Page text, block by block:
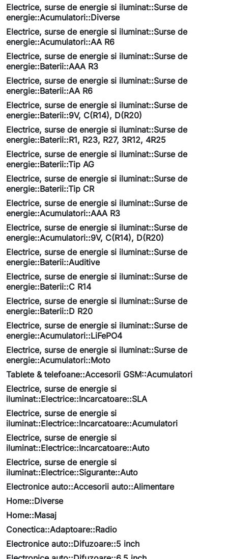
Electrice, surse de energie si iluminat::Surse de
energie::Acumulatori::Diverse
Electrice, surse de energie si iluminat::Surse de
energie::Acumulatori::AA R6
Electrice, surse de energie si iluminat::Surse de
energie::Baterii::AAA R3
Electrice, surse de energie si iluminat::Surse de
energie::Baterii::AA R6
Electrice, surse de energie si iluminat::Surse de
energie::Baterii::9V, C(R14), D(R20)
Electrice, surse de energie si iluminat::Surse de
energie::Baterii::R1, R23, R27, 3R12, 4R25
Electrice, surse de energie si iluminat::Surse de
energie::Baterii::Tip AG
Electrice, surse de energie si iluminat::Surse de
energie::Baterii::Tip CR
Electrice, surse de energie si iluminat::Surse de
energie::Acumulatori::AAA R3
Electrice, surse de energie si iluminat::Surse de
energie::Acumulatori::9V, C(R14), D(R20)
Electrice, surse de energie si iluminat::Surse de
energie::Baterii::Auditive
Electrice, surse de energie si iluminat::Surse de
energie::Baterii::C R14
Electrice, surse de energie si iluminat::Surse de
energie::Baterii::D R20
Electrice, surse de energie si iluminat::Surse de
energie::Acumulatori::LiFePO4
Electrice, surse de energie si iluminat::Surse de
energie::Acumulatori::Moto
Tablete & telefoane::Accesorii GSM::Acumulatori
Electrice, surse de energie si
iluminat::Electrice::Incarcatoare::SLA
Electrice, surse de energie si
iluminat::Electrice::Incarcatoare::Acumulatori
Electrice, surse de energie si
iluminat::Electrice::Incarcatoare::Auto
Electrice, surse de energie si
iluminat::Electrice::Sigurante::Auto
Electronice auto::Accesorii auto::Alimentare
Home::Diverse
Home::Masaj
Conectica::Adaptoare::Radio
Electronice auto::Difuzoare::5 inch